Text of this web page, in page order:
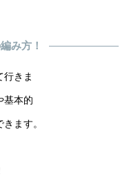
み方！
行きま
基本的
ます。